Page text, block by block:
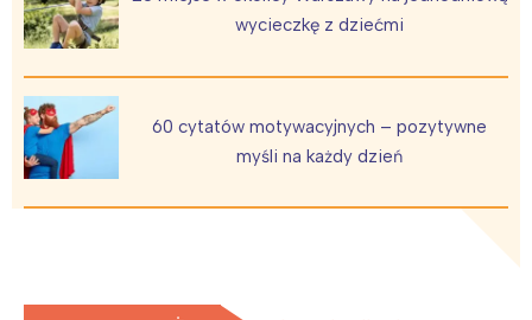
wycieczkę z dziećmi
60 cytatów motywacyjnych – pozytywne
myśli na każdy dzień